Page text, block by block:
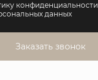
конфиденциальности
данных
Заказать звонок